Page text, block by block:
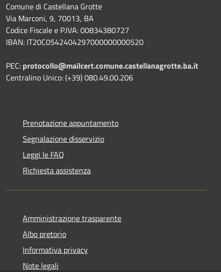
Comune di Castellana Grotte
Via Marconi, 9, 70013, BA
Codice Fiscale e P.IVA: 00834380727
IBAN: IT20C0542404297000000000520
PEC: protocollo@mailcert.comune.castellanagrotte.ba.it
Centralino Unico: (+39) 080.49.00.206
Prenotazione appuntamento
Segnalazione disservizio
Leggi le FAQ
Richiesta assistenza
Amministrazione trasparente
Albo pretorio
Informativa privacy
Note legali